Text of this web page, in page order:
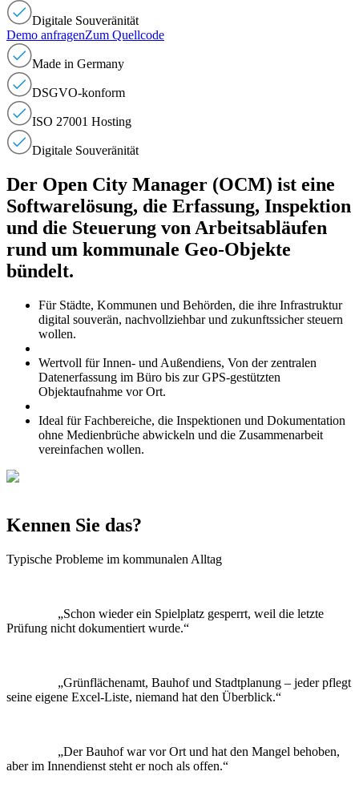
Digitale Souveränität
Demo anfragenZum Quellcode
Made in Germany
DSGVO-konform
ISO 27001 Hosting
Digitale Souveränität
Der Open City Manager (OCM) ist eine
Softwarelösung, die Erfassung, Inspektion
und die Steuerung von Arbeitsabläufen
rund um kommunale Geo-Objekte
bündelt.
Für Städte, Kommunen und Behörden, die ihre Infrastruktur
digital souverän, nachvollziehbar und zukunftssicher steuern
wollen.
Wertvoll für Innen- und Außendiens, Von der zentralen
Datenerfassung im Büro bis zur GPS-gestützten
Objektaufnahme vor Ort.
Ideal für Fachbereiche, die Inspektionen und Dokumentation
ohne Medienbrüche abwickeln und die Zusammenarbeit
vereinfachen wollen.
Kennen Sie das?
Typische Probleme im kommunalen Alltag
Schon wieder ein Spielplatz gesperrt, weil die letzte
Prüfung nicht dokumentiert wurde.
Grünflächenamt, Bauhof und Stadtplanung – jeder pflegt
seine eigene Excel-Liste, niemand hat den Überblick.
Der Bauhof war vor Ort und hat den Mangel behoben,
aber im Innendienst steht er noch als offen.